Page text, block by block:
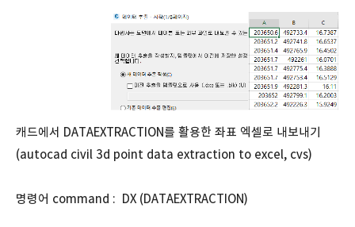
캐드에서 DATAEXTRACTION를 활용한 좌표 엑셀로 내보내기
(autocad civil 3d point data extraction to excel, cvs)
명령어 command : DX (DATAEXTRACTION)